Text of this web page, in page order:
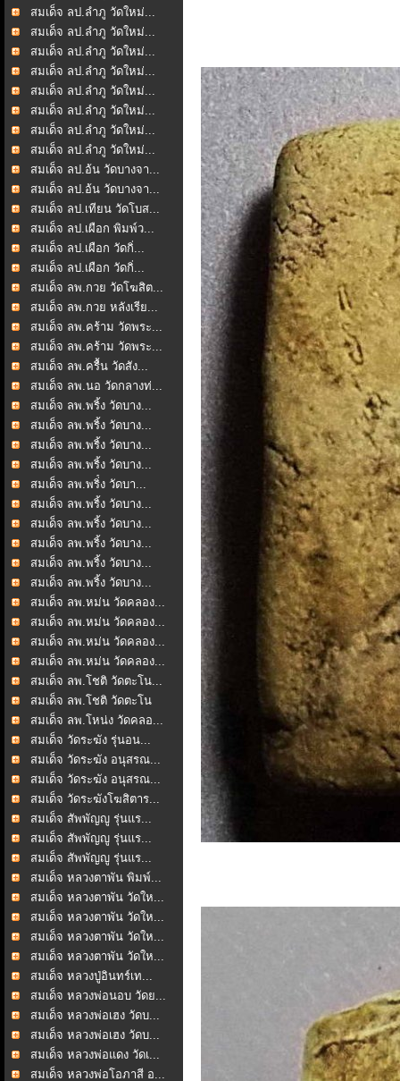
สมเด็จ ลป.ลำภู วัดใหม่...
สมเด็จ ลป.ลำภู วัดใหม่...
สมเด็จ ลป.ลำภู วัดใหม่...
สมเด็จ ลป.ลำภู วัดใหม่...
สมเด็จ ลป.ลำภู วัดใหม่...
สมเด็จ ลป.ลำภู วัดใหม่...
สมเด็จ ลป.ลำภู วัดใหม่...
สมเด็จ ลป.ลำภู วัดใหม่...
สมเด็จ ลป.อ้น วัดบางจา...
สมเด็จ ลป.อ้น วัดบางจา...
สมเด็จ ลป.เทียน วัดโบส...
สมเด็จ ลป.เผือก พิมพ์ว...
สมเด็จ ลป.เผือก วัดกิ่...
สมเด็จ ลป.เผือก วัดกิ่...
สมเด็จ ลพ.กวย วัดโฆสิต...
สมเด็จ ลพ.กวย หลังเรีย...
สมเด็จ ลพ.คร้าม วัดพระ...
สมเด็จ ลพ.คร้าม วัดพระ...
สมเด็จ ลพ.ครื้น วัดสัง...
สมเด็จ ลพ.นอ วัดกลางท่...
สมเด็จ ลพ.พริ้ง วัดบาง...
สมเด็จ ลพ.พริ้ง วัดบาง...
สมเด็จ ลพ.พริ้ง วัดบาง...
สมเด็จ ลพ.พริ้ง วัดบาง...
สมเด็จ ลพ.พริ่้ง วัดบา...
สมเด็จ ลพ.พริ้ง วัดบาง...
สมเด็จ ลพ.พริ้ง วัดบาง...
สมเด็จ ลพ.พริ้ง วัดบาง...
สมเด็จ ลพ.พริ้ง วัดบาง...
สมเด็จ ลพ.พริ้ง วัดบาง...
สมเด็จ ลพ.หม่น วัดคลอง...
สมเด็จ ลพ.หม่น วัดคลอง...
สมเด็จ ลพ.หม่น วัดคลอง...
สมเด็จ ลพ.หม่น วัดคลอง...
สมเด็จ ลพ.โชติ วัดตะโน...
สมเด็จ ลพ.โชติ วัดตะโน
สมเด็จ ลพ.โหน่ง วัดคลอ...
สมเด็จ วัดระฆัง รุ่นอน...
สมเด็จ วัดระฆัง อนุสรณ...
สมเด็จ วัดระฆัง อนุสรณ...
สมเด็จ วัดระฆังโฆสิตาร...
สมเด็จ สัพพัญญู รุ่นแร...
สมเด็จ สัพพัญญู รุ่นแร...
สมเด็จ สัพพัญญู รุ่นแร...
สมเด็จ หลวงตาพัน พิมพ์...
สมเด็จ หลวงตาพัน วัดให...
สมเด็จ หลวงตาพัน วัดให...
สมเด็จ หลวงตาพัน วัดให...
สมเด็จ หลวงตาพัน วัดให...
สมเด็จ หลวงปู่อินทร์เท...
สมเด็จ หลวงพ่อนอบ วัดย...
สมเด็จ หลวงพ่อเฮง วัดบ...
สมเด็จ หลวงพ่อเฮง วัดบ...
สมเด็จ หลวงพ่อแดง วัดเ...
สมเด็จ หลวงพ่อโอภาสี อ...